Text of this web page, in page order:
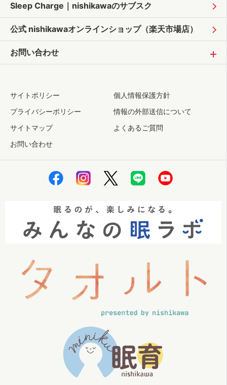
Sleep Charge｜ nishikawaのサブスク
公式 nishikawaオンラインショップ（楽天市場店）
お問い合わせ
サイトポリシー
個人情報保護方針
プライバシーポリシー
情報の外部送信について
サイトマップ
よくあるご質問
お問い合わせ